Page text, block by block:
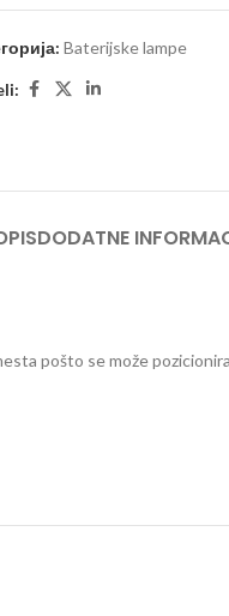
Baterijske lampe
DODATNE
pošto se može